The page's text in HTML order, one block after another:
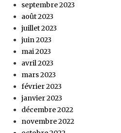
septembre 2023
août 2023
juillet 2023
juin 2023
mai 2023
avril 2023
mars 2023
février 2023
janvier 2023
décembre 2022
novembre 2022